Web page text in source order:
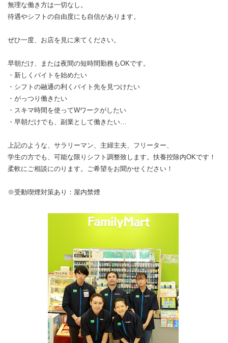
無理な働き方は一切なし。
待遇やシフトの自由度にも自信があります。
ぜひ一度、お店を見に来てください。
早朝だけ、または夜間の短時間勤務もOKです。
・新しくバイトを始めたい
・シフトの融通の利くバイト先を見つけたい
・がっつり働きたい
・スキマ時間を使ってWワークがしたい
・早朝だけでも、副業として働きたい…
上記のような、サラリーマン、主婦主夫、フリーター、
学生の方でも、可能な限りシフト調整致します。扶養控除内OKです！
柔軟にご相談にのります。ご希望をお聞かせください！
※受動喫煙対策あり：屋内禁煙